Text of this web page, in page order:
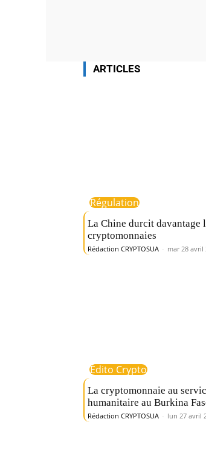
ARTICLES
Régulation
La Chine durcit davantage
cryptomonnaies
Rédaction CRYPTOSUA - mar 28 avril
Édito Crypto
La cryptomonnaie au
humanitaire au Burkina
Rédaction CRYPTOSUA - lun 27 avril